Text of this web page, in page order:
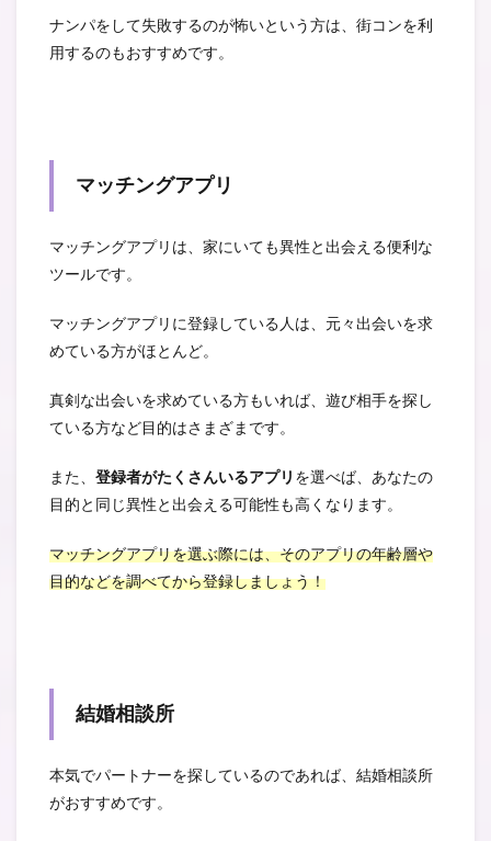
ナンパをして失敗するのが怖いという方は、街コンを利
用するのもおすすめです。
マッチングアプリ
マッチングアプリは、家にいても異性と出会える便利な
ツールです。
マッチングアプリに登録している人は、元々出会いを求
めている方がほとんど。
真剣な出会いを求めている方もいれば、遊び相手を探し
ている方など目的はさまざまです。
また、 登録者がたくさんいるアプリ を選べば、あなたの
目的と同じ異性と出会える可能性も高くなります。
マッチングアプリを選ぶ際には、そのアプリの年齢層や
目的などを調べてから登録しましょう！
結婚相談所
本気でパートナーを探しているのであれば、結婚相談所
がおすすめです。